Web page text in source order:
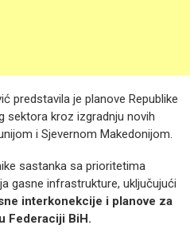
predstavila je planove Republike
sektora kroz izgradnju novih
i Sjevernom Makedonijom.
sastanka sa prioritetima
gasne infrastrukture, uključujući
interkonekcije i planove za
Federaciji BiH.